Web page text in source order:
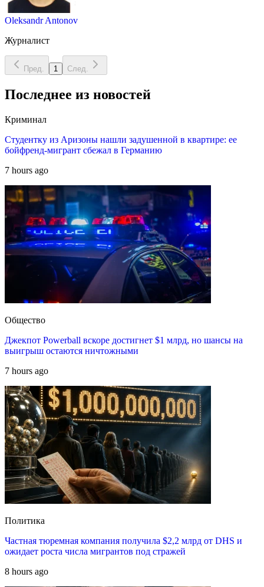
Oleksandr Antonov
Журналист
Пред. 1 След.
Последнее из новостей
Криминал
Студентку из Аризоны нашли задушенной в квартире: ее
бойфренд-мигрант сбежал в Германию
7 hours ago
Общество
Джекпот Powerball вскоре достигнет $1 млрд, но шансы на
выигрыш остаются ничтожными
7 hours ago
Политика
Частная тюремная компания получила $2,2 млрд от DHS и
ожидает роста числа мигрантов под стражей
8 hours ago